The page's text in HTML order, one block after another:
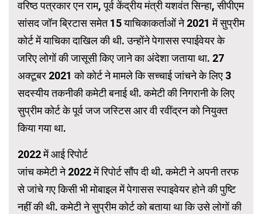
वरिष्ठ पत्रकार एन राम, पूर्व केंद्रीय मंत्री यशवंत सिन्हा, सीपीएम
सांसद जॉन ब्रिटास समेत 15 याचिकाकर्ताओं ने 2021 में सुप्रीम
कोर्ट में याचिका दाखिल की थी. उन्होंने पेगासस स्पाईवेयर के
जरिए लोगों की जासूसी किए जाने का अंदेशा जताया था. 27
अक्टूबर 2021 को कोर्ट ने मामले कि सच्चाई जांचने के लिए 3
सदस्यीय तकनीकी कमेटी बनाई थी. कमेटी की निगरानी के लिए
सुप्रीम कोर्ट के पूर्व जज जस्टिस आर वी रवींद्रन को नियुक्त
किया गया था.
2022 में आई रिपोर्ट
जांच कमेटी ने 2022 में रिपोर्ट सौंप दी थी. कमेटी ने अपनी तरफ
से जांचे गए किसी भी मोबाइल में पेगासस स्पाइवेयर होने की पुष्टि
नहीं की थी. कमेटी ने सुप्रीम कोर्ट को बताया था कि उसे लोगों की